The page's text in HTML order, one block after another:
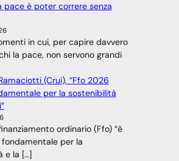
pace è poter correre senza
in cui, per capire davvero
la pace, non servono grandi
(Crui), “Ffo 2026
per la sostenibilità
ordinario (Ffo) “è
per la
e la […]